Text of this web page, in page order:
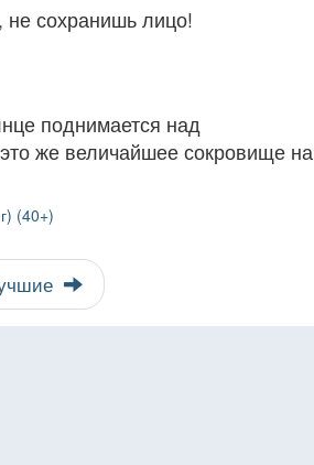
не сохранишь лицо!
поднимается над
же величайшее сокровище на
(40+)